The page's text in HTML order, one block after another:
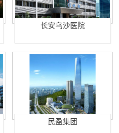
长安乌沙医院
民盈集团